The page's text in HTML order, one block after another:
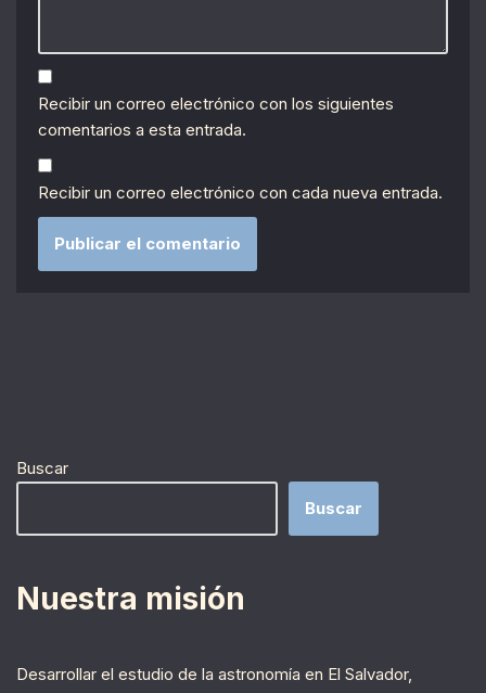
Recibir un correo electrónico con los siguientes
comentarios a esta entrada.
Recibir un correo electrónico con cada nueva entrada.
Buscar
Buscar
Nuestra misión
Desarrollar el estudio de la astronomía en El Salvador,